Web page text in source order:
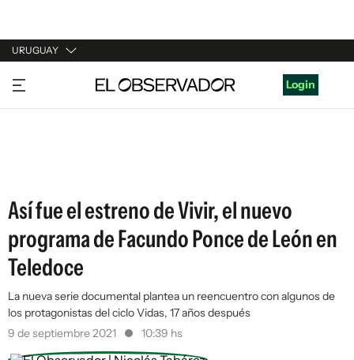
URUGUAY
URUGUAY
ARGENTINA
Login
Así fue el estreno de Vivir, el nuevo
programa de Facundo Ponce de León en
Teledoce
La nueva serie documental plantea un reencuentro con algunos de
los protagonistas del ciclo Vidas, 17 años después
9 de septiembre 2021
10:39 hs